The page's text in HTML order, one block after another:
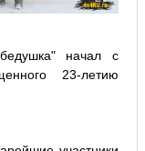
начал с
23-летию